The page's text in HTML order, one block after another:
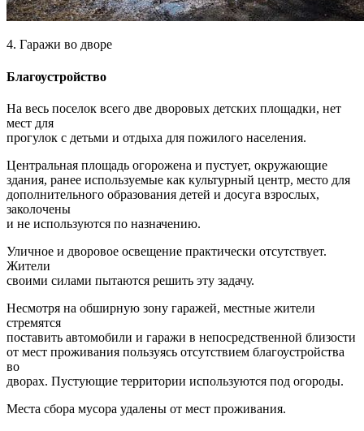
4. Гаражи во дворе
Благоустройство
На весь поселок всего две дворовых детских площадки, нет
мест для
прогулок с детьми и отдыха для пожилого населения.
Центральная площадь огорожена и пустует, окружающие
здания, ранее используемые как культурный центр, место для
дополнительного образования детей и досуга взрослых,
заколочены
и не используются по назначению.
Уличное и дворовое освещение практически отсутствует.
Жители
своими силами пытаются решить эту задачу.
Несмотря на обширную зону гаражей, местные жители
стремятся
поставить автомобили и гаражи в непосредственной близости
от мест проживания пользуясь отсутствием благоустройства
во
дворах. Пустующие территории используются под огороды.
Места сбора мусора удалены от мест проживания.